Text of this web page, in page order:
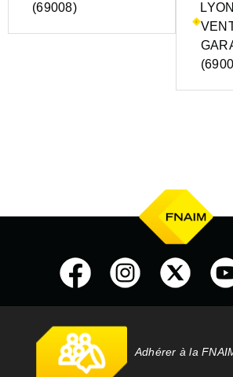
(69008)
Adhérer à la